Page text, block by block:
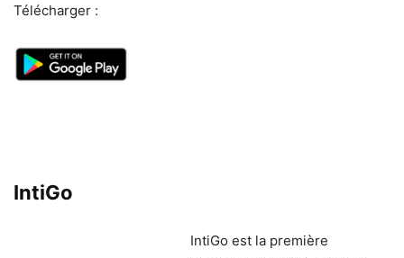
Télécharger :
IntiGo
IntiGo est la première